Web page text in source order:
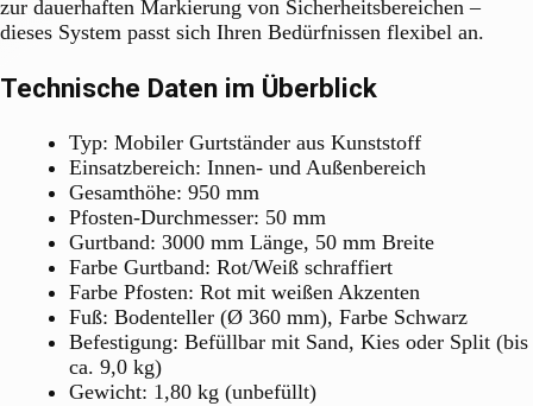
zur dauerhaften Markierung von Sicherheitsbereichen –
dieses System passt sich Ihren Bedürfnissen flexibel an.
Technische Daten im Überblick
Typ: Mobiler Gurtständer aus Kunststoff
Einsatzbereich: Innen- und Außenbereich
Gesamthöhe: 950 mm
Pfosten-Durchmesser: 50 mm
Gurtband: 3000 mm Länge, 50 mm Breite
Farbe Gurtband: Rot/Weiß schraffiert
Farbe Pfosten: Rot mit weißen Akzenten
Fuß: Bodenteller (Ø 360 mm), Farbe Schwarz
Befestigung: Befüllbar mit Sand, Kies oder Split (bis
ca. 9,0 kg)
Gewicht: 1,80 kg (unbefüllt)